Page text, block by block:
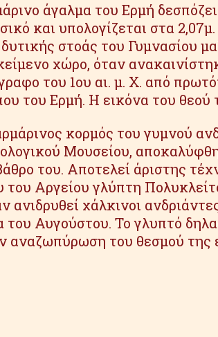
άγαλμα του Ερμή
και υπολογίζεται στα
στοάς του Γυμνασίου
χώρο, όταν
του 1ου αι. μ. Χ. από
του Ερμή. Η εικόνα του
κορμός του γυμνού
Μουσείου,
του. Αποτελεί άριστης
του Αργείου γλύπτη
ανιδρυθεί χάλκινοι
του Αυγούστου. Το γλυπτό
αναζωπύρωση του θεσμού της